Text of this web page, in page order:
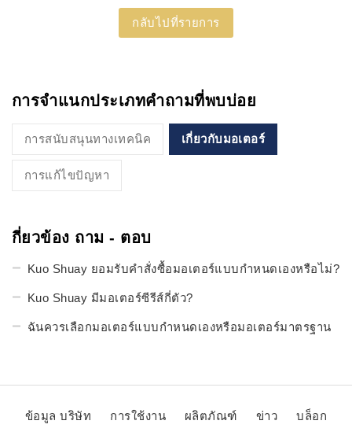
กลับไปที่รายการ
การจำแนกประเภทคำถามที่พบบ่อย
การสนับสนุนทางเทคนิค เกี่ยวกับมอเตอร์
การแก้ไขปัญหา
กี่ยวข้อง ถาม - ตอบ
Kuo Shuay ยอมรับคำสั่งซื้อมอเตอร์แบบกำหนดเองหรือไม่?
Kuo Shuay มีมอเตอร์ซีรีส์กี่ตัว?
ฉันควรเลือกมอเตอร์แบบกำหนดเองหรือมอเตอร์มาตรฐาน
ข้อมูล บริษัท การใช้งาน ผลิตภัณฑ์ ข่าว บล็อก